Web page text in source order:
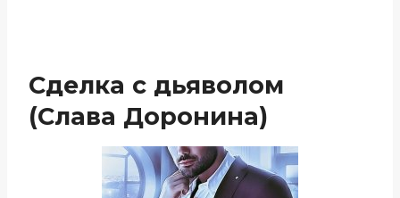
Сделка с дьяволом
(Слава Доронина)